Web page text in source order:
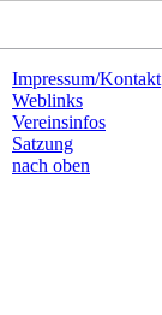
Impressum/Kontakt
Weblinks
Vereinsinfos
Satzung
nach oben